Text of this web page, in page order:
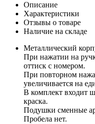
Описание
Характеристики
Отзывы о товаре
Наличие на складе
Металлический
При нажатии на
оттиск с номером.
При повторном
увеличивается на
В комплект входит
краска.
Подушки сменные
Пробела нет.